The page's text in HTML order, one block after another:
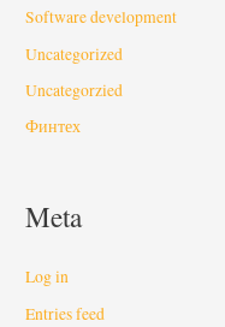
Software development
Uncategorized
Uncategorzied
Финтех
Meta
Log in
Entries feed